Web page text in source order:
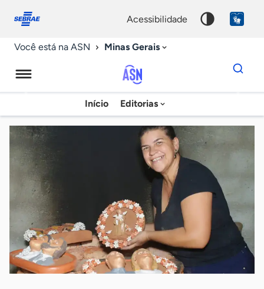
conosco
acessibilidade
Você está na ASN Minas Gerais
Agência
Sebrae
de
Notícias
Início Editorias
Dados
para
chave